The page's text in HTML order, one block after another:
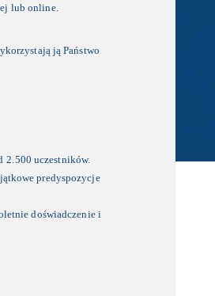
lub online.
ją Państwo
2.500 uczestników.
predyspozycje
doświadczenie i